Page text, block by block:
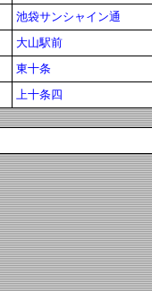
池袋サンシャイン通
大山駅前
東十条
上十条四